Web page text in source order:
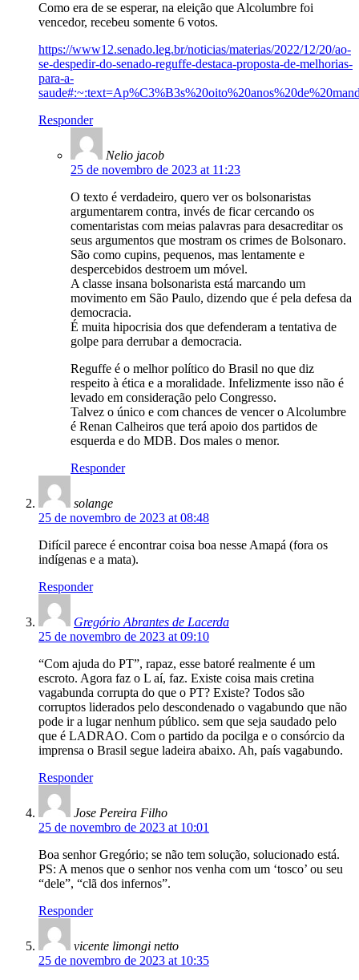
Como era de se esperar, na eleição que Alcolumbre foi
vencedor, recebeu somente 6 votos.
https://www12.senado.leg.br/noticias/materias/2022/12/20/ao-
se-despedir-do-senado-reguffe-destaca-proposta-de-melhorias-
para-a-
Responder
Nelio jacob
25 de novembro de 2023 at 11:23
O texto é verdadeiro, quero ver os bolsonaristas
argumentarem contra, invés de ficar cercando os
comentaristas com meias palavras para desacreditar os
seus argumentos que mostram os crimes de Bolsonaro.
São como cupins, pequenos, mas lentamente e
despercebidos destroem um móvel.
A classe insana bolsonarista está marcando um
movimento em São Paulo, dizendo que é pela defesa da
democracia.
É muita hipocrisia dos que defenderam a tentativa de
golpe para derrubar a democracia.
Reguffe é o melhor político do Brasil no que diz
respeito à ética e a moralidade. Infelizmente isso não é
levado em consideração pelo Congresso.
Talvez o único e com chances de vencer o Alcolumbre
é Renan Calheiros que terá apoio dos partidos de
esquerda e do MDB. Dos males o menor.
Responder
solange
25 de novembro de 2023 at 08:48
Difícil parece é encontrar coisa boa nesse Amapá (fora os
indígenas e a mata).
Responder
Gregório Abrantes de Lacerda
25 de novembro de 2023 at 09:10
“Com ajuda do PT”, rapaz, esse batoré realmente é um
escroto. Agora faz o L aí, faz. Existe coisa mais cretina
vagabunda corrupta do que o PT? Existe? Todos são
corruptos liderados pelo descondenado o vagabundo que não
pode ir a lugar nenhum público. sem que seja saudado pelo
que é LADRAO. Com o partido da pocilga e o consórcio da
imprensa o Brasil segue ladeira abaixo. Ah, país vagabundo.
Responder
Jose Pereira Filho
25 de novembro de 2023 at 10:01
Boa senhor Gregório; se não tem solução, solucionado está.
PS: A menos que o senhor nos venha com um ‘tosco’ ou seu
“dele”, “clã dos infernos”.
Responder
vicente limongi netto
25 de novembro de 2023 at 10:35